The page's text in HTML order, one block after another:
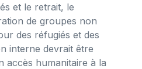
et le retrait, le
de groupes non
des réfugiés et des
interne devrait être
accès humanitaire à la